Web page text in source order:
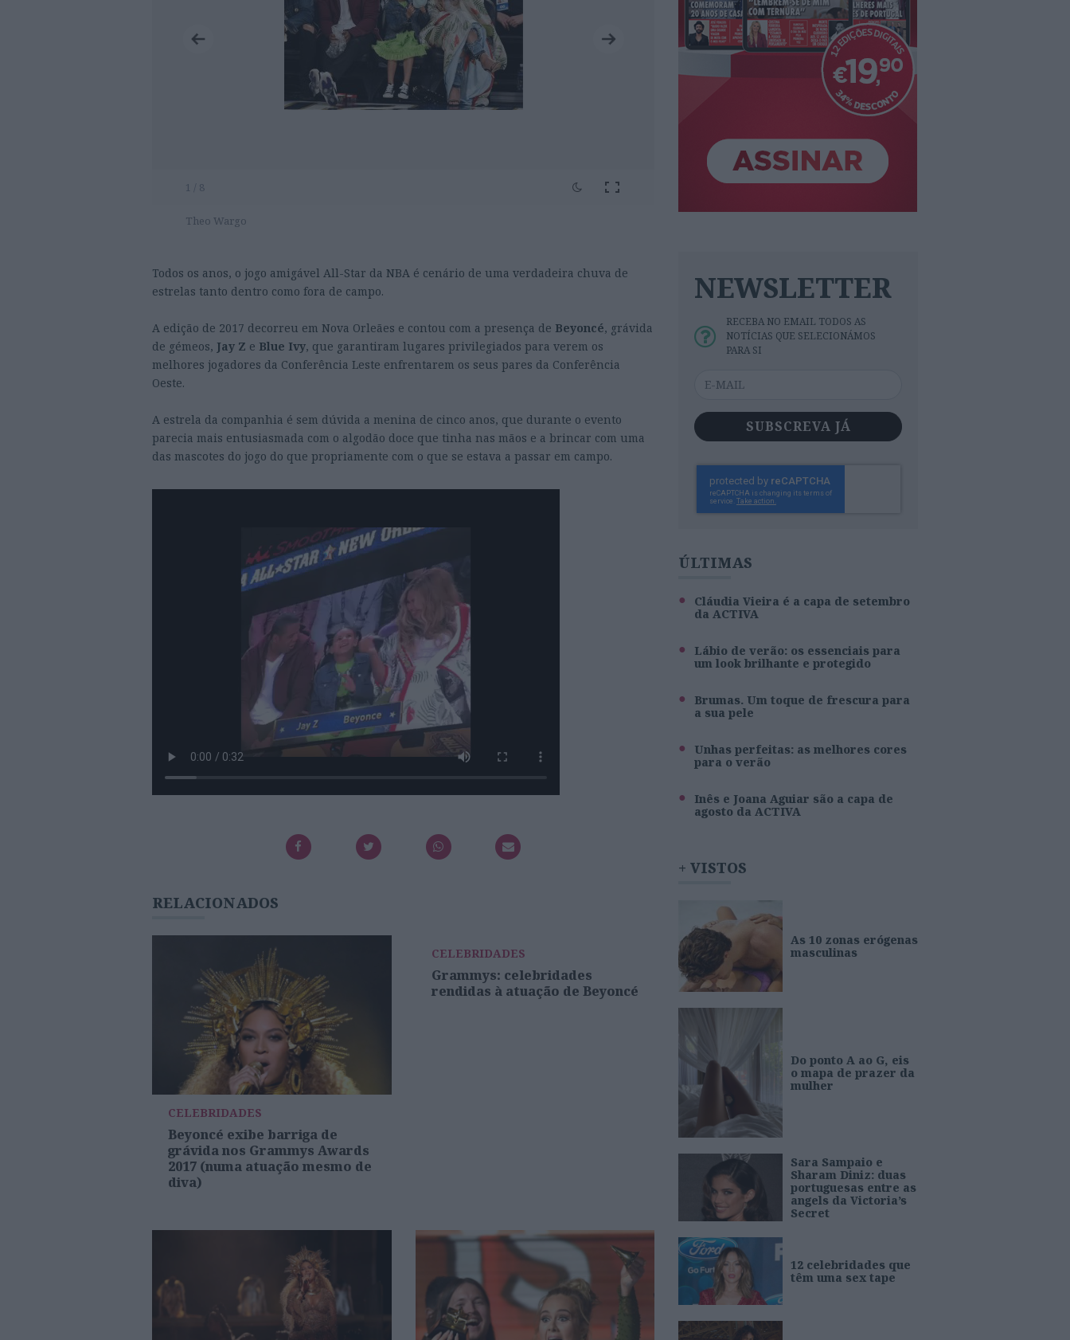
1 / 8
Theo Wargo
Todos os anos, o jogo amigável All-Star da NBA é cenário de uma verdadeira chuva de
estrelas tanto dentro como fora de campo.
A edição de 2017 decorreu em Nova Orleães e contou com a presença de Beyoncé, grávida
de gémeos, Jay Z e Blue Ivy, que garantiram lugares privilegiados para verem os
melhores jogadores da Conferência Leste enfrentarem os seus pares da Conferência
Oeste.
A estrela da companhia é sem dúvida a menina de cinco anos, que durante o evento
parecia mais entusiasmada com o algodão doce que tinha nas mãos e a brincar com uma
das mascotes do jogo do que propriamente com o que se estava a passar em campo.
RELACIONADOS
CELEBRIDADES
Beyoncé exibe barriga de
grávida nos Grammys Awards
2017 (numa atuação mesmo de
diva)
CELEBRIDADES
Grammys: celebridades
rendidas à atuação de Beyoncé
NEWSLETTER
RECEBA NO EMAIL TODOS AS
NOTÍCIAS QUE SELECIONÁMOS
PARA SI
SUBSCREVA JÁ
ÚLTIMAS
Cláudia Vieira é a capa de setembro
da ACTIVA
Lábio de verão: os essenciais para
um look brilhante e protegido
Brumas. Um toque de frescura para
a sua pele
Unhas perfeitas: as melhores cores
para o verão
Inês e Joana Aguiar são a capa de
agosto da ACTIVA
+ VISTOS
As 10 zonas erógenas
masculinas
Do ponto A ao G, eis
o mapa de prazer da
mulher
Sara Sampaio e
Sharam Diniz: duas
portuguesas entre as
angels da Victoria’s
Secret
12 celebridades que
têm uma sex tape